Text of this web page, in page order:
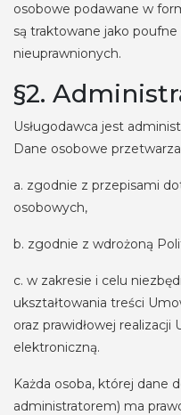
osobowe podawane w
są traktowane jako
nieuprawnionych.
§2.
Usługodawca jest
Dane osobowe
a. zgodnie z przepisami
osobowych,
b. zgodnie z wdrożoną
c. w zakresie i celu
ukształtowania treści
oraz prawidłowej realizacji
elektroniczną.
Każda osoba, której dane
administratorem) ma